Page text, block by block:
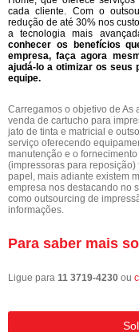
cada cliente. Com o
redução de até 30% nos
a tecnologia mais
conhecer os benefícios
empresa, faça agora
ajudá-lo a otimizar os seus
equipe.
Carregamos o objetivo de As
venda de cartucho para
jato de tinta e matricial e
serviço oferecendo
manutenção e o
(impressoras para
papel, mais adiante existem
empresa nos destacando no
como outsourcing de
informações.
Para saber mais
Ligue para 11 3719-4230 ou